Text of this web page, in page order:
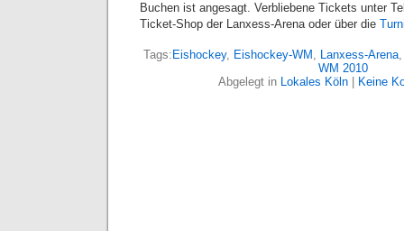
Buchen ist angesagt. Verbliebene Tickets unter
Ticket-Shop der Lanxess-Arena oder über die
Tags: Eishockey, Eishockey-WM , Lanxess-Arena
WM 2010
Abgelegt in Lokales Köln| Keine